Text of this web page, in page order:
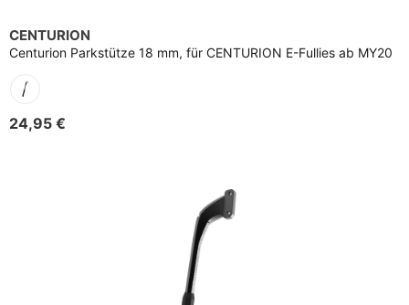
CENTURION
Centurion Parkstütze 18 mm, für CENTURION E-Fullies ab MY20
24,95 €